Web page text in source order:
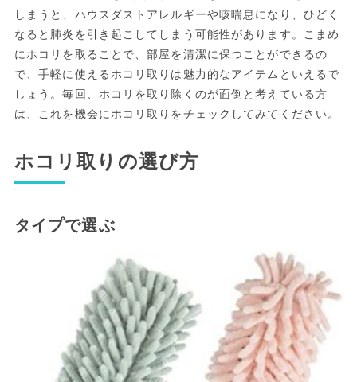
しまうと、ハウスダストアレルギーや咳喘息になり、ひどく
なると肺炎を引き起こしてしまう可能性があります。こまめ
にホコリを取ることで、部屋を清潔に保つことができるの
で、手軽に使えるホコリ取りは魅力的なアイテムといえるで
しょう。毎回、ホコリを取り除くのが面倒と考えている方
は、これを機会にホコリ取りをチェックしてみてください。
ホコリ取りの選び方
タイプで選ぶ